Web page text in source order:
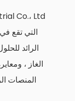
التي تقع
الرائد
الغاز ،
المنصات